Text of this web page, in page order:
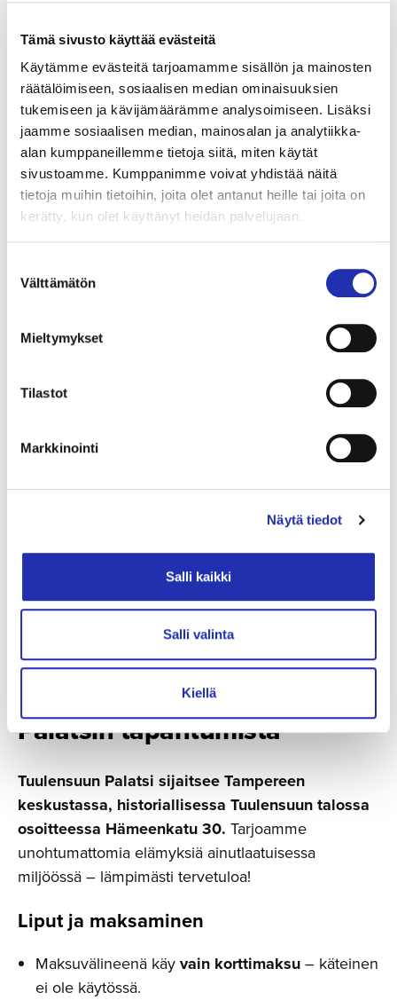
Tämä sivusto käyttää evästeitä
Käytämme evästeitä tarjoamamme sisällön ja mainosten
räätälöimiseen, sosiaalisen median ominaisuuksien
tukemiseen ja kävijämäärämme analysoimiseen. Lisäksi
jaamme sosiaalisen median, mainosalan ja analytiikka-
alan kumppaneillemme tietoja siitä, miten käytät
sivustoamme. Kumppanimme voivat yhdistää näitä
tietoja muihin tietoihin, joita olet antanut heille tai joita on
kerätty, kun olet käyttänyt heidän palvelujaan.
valinta
Välttämätön
Mieltymykset
Tilastot
Markkinointi
Näytä tiedot
Salli kaikki
Salli valinta
Kiellä
Pääruoka
Palatsin ”baba ganoush” (V, G)
Kotimaista luomu teriyaki-nyhtökauraa, Tampereelle
kasvatettuja siitakesieniä, paahdettu munakoiso-
valkosipulipyreetä, kesäkurpitsa-paprikapaistosta ja
Penttilän tilan perunarieskaa.
Jälkiruoka
Appelsiini-suklaa raakakakkua (V, G)
mukaisilla marjoilla, kandeeratulla appelsiinillä ja
Hyvä tietää Tuulensuun
Palatsin tapahtumista
Tuulensuun Palatsi sijaitsee Tampereen
keskustassa, historiallisessa Tuulensuun talossa
osoitteessa Hämeenkatu 30. Tarjoamme
unohtumattomia elämyksiä ainutlaatuisessa
miljöössä – lämpimästi tervetuloa!
Liput ja maksaminen
Maksuvälineenä käyvain korttimaksu– käteinen
ei ole käytössä.